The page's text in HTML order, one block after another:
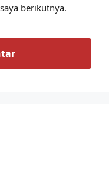
berikutnya.